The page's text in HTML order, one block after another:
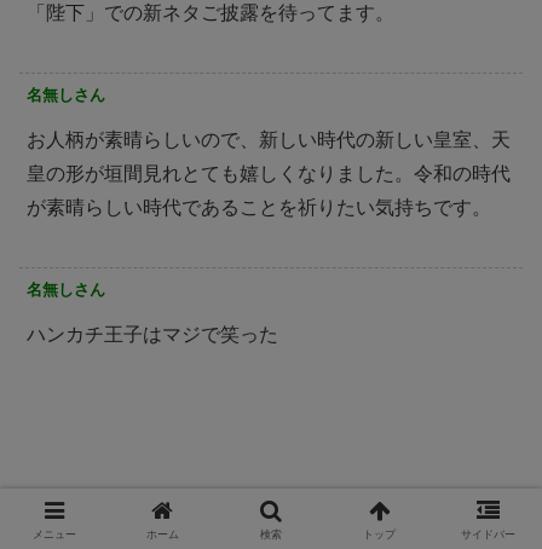
「陛下」での新ネタご披露を待ってます。
名無しさん
お人柄が素晴らしいので、新しい時代の新しい皇室、天
皇の形が垣間見れとても嬉しくなりました。令和の時代
が素晴らしい時代であることを祈りたい気持ちです。
名無しさん
ハンカチ王子はマジで笑った
メニュー ホーム 検索 トップ サイドバー